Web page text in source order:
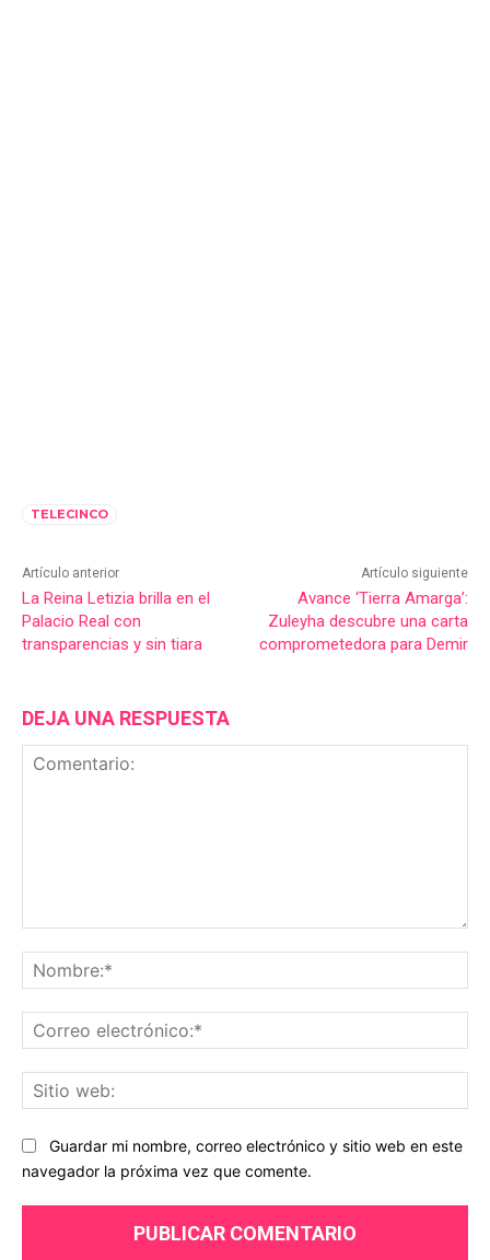
TELECINCO
Artículo anterior
La Reina Letizia brilla en el
Palacio Real con
transparencias y sin tiara
Artículo siguiente
Avance ‘Tierra Amarga’:
Zuleyha descubre una carta
comprometedora para Demir
DEJA UNA RESPUESTA
Guardar mi nombre, correo electrónico y sitio web en este
navegador la próxima vez que comente.